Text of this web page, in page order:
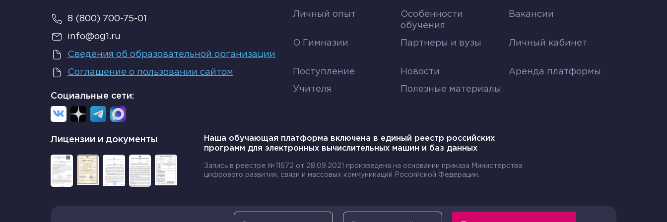
Понятно
8 (800) 700-75-01
info@og1.ru
Сведения об образовательной организации
Соглашение о пользовании сайтом
Социальные сети:
Личный опыт
Особенности
обучения
Вакансии
О Гимназии Партнеры и вузы Личный кабинет
Поступление Новости Аренда платформы
Учителя Полезные материалы
Лицензии и документы
Наша обучающая платформа включена в единый реестр российских
программ для электронных вычислительных машин и баз данных
Запись в реестре №11672 от 28.09.2021 произведена на основании приказа Министерства
цифрового развития, связи и массовых коммуникаций Российской Федерации.